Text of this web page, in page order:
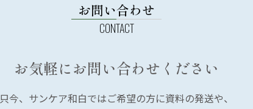
お問い合わせ
お気軽にお問い合わせください
只今、サンケア和白ではご希望の方に資料の発送や、